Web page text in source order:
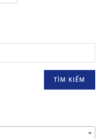
TÌM KIẾM